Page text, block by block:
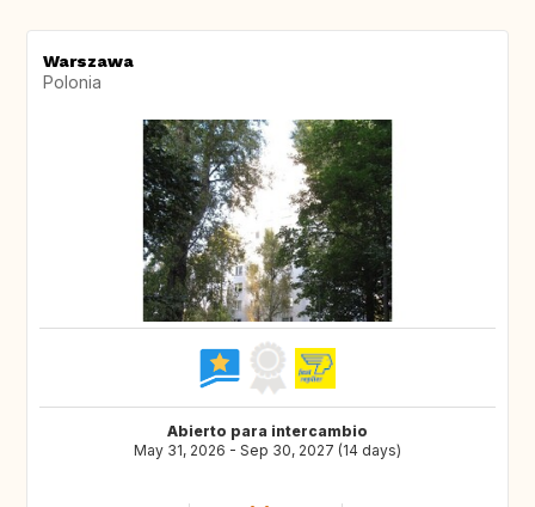
Warszawa
Polonia
Abierto para intercambio
May 31, 2026 - Sep 30, 2027 (14 days)